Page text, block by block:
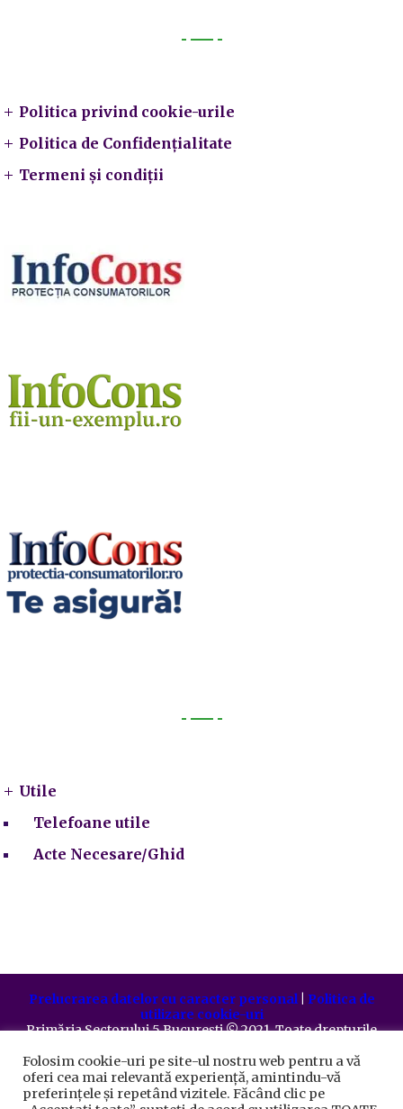
Politica privind cookie-urile
Politica de Confidențialitate
Termeni și condiții
Utile
Telefoane utile
Acte Necesare/Ghid
Prelucrarea datelor cu caracter personal| Politica de
utilizare cookie-uri
Primăria Sectorului 5 București©️2021. Toate drepturile
Folosim cookie-uri pe site-ul nostru web pentru a vă
oferi cea mai relevantă experiență, amintindu-vă
preferințele și repetând vizitele. Făcând clic pe